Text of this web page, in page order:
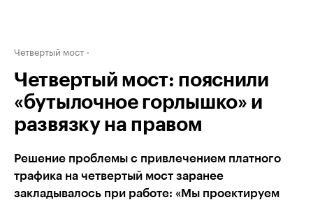
Четвертый мост
Четвертый мост: пояснили
«бутылочное горлышко» и
развязку на правом
Решение проблемы с привлечением платного
трафика на четвертый мост заранее
закладывалось при работе: «Мы проектируем